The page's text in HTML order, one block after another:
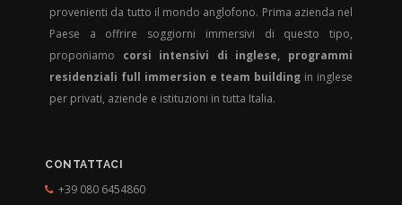
provenienti da tutto il mondo anglofono. Prima azienda nel
Paese a offrire soggiorni immersivi di questo tipo,
proponiamo corsi intensivi di inglese, programmi
residenziali full immersion e team building in inglese
per privati, aziende e istituzioni in tutta Italia.
CONTATTACI
+39 080 6454860